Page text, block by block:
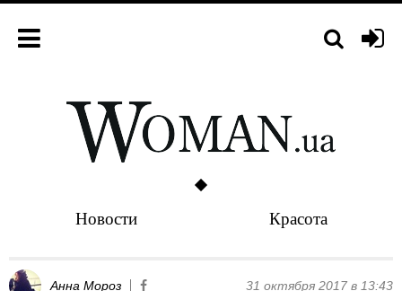
Новости Красота
Анна Мороз 31 октября 2017 в 13:43